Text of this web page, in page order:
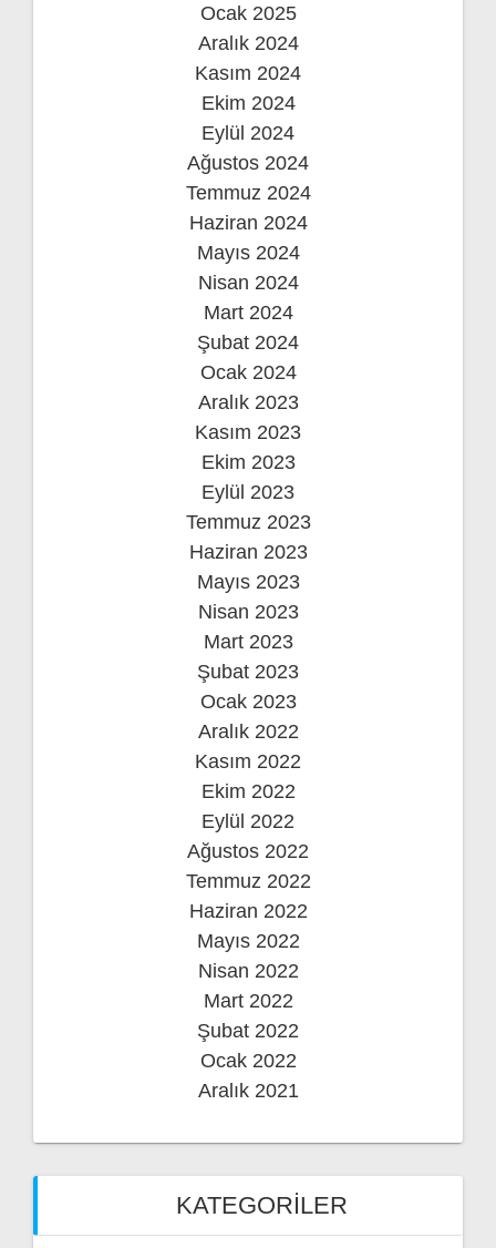
Ocak 2025
Aralık 2024
Kasım 2024
Ekim 2024
Eylül 2024
Ağustos 2024
Temmuz 2024
Haziran 2024
Mayıs 2024
Nisan 2024
Mart 2024
Şubat 2024
Ocak 2024
Aralık 2023
Kasım 2023
Ekim 2023
Eylül 2023
Temmuz 2023
Haziran 2023
Mayıs 2023
Nisan 2023
Mart 2023
Şubat 2023
Ocak 2023
Aralık 2022
Kasım 2022
Ekim 2022
Eylül 2022
Ağustos 2022
Temmuz 2022
Haziran 2022
Mayıs 2022
Nisan 2022
Mart 2022
Şubat 2022
Ocak 2022
Aralık 2021
KATEGORILER